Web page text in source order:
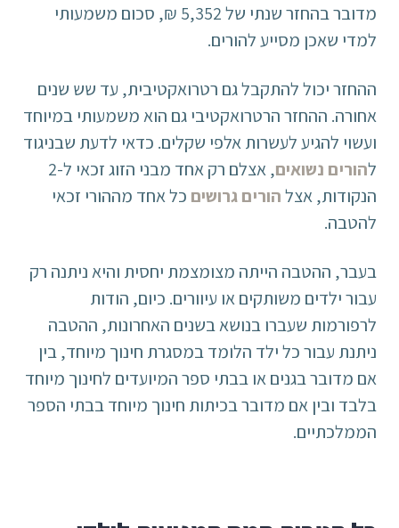
מדובר בהחזר שנתי של 5,352 ₪, סכום משמעותי
למדי שאכן מסייע להורים.
ההחזר יכול להתקבל גם רטרואקטיבית, עד שש שנים
אחורה. ההחזר הרטרואקטיבי גם הוא משמעותי במיוחד
ועשוי להגיע לעשרות אלפי שקלים. כדאי לדעת שבניגוד
להורים נשואים
, אצלם רק אחד מבני הזוג זכאי ל-2
הנקודות, אצלהורים גרושים כל אחד מההורי זכאי
להטבה.
בעבר, ההטבה הייתה מצומצמת יחסית והיא ניתנה רק
עבור ילדים משותקים או עיוורים. כיום, הודות
לרפורמות שעברו בנושא בשנים האחרונות, ההטבה
ניתנת עבור כל ילד הלומד במסגרת חינוך מיוחד, בין
אם מדובר בגנים או בבתי ספר המיועדים לחינוך מיוחד
בלבד ובין אם מדובר בכיתות חינוך מיוחד בבתי הספר
הממלכתיים.